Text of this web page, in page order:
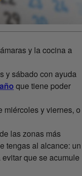
y la cocina a
y sábado con ayuda
que tiene poder
miércoles y viernes, o
las zonas más
tengas al alcance: un
que se acumule